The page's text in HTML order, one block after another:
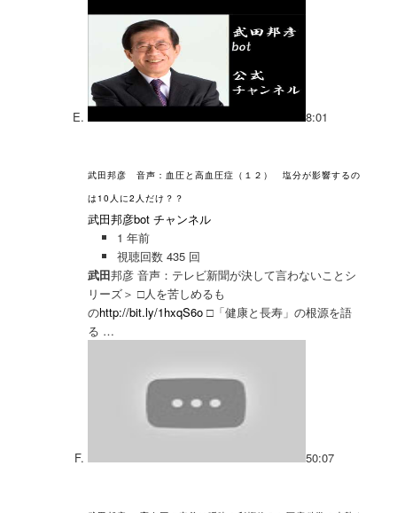
8:01
武田邦彦 音声：血圧と高血圧症（１２） 塩分が影響するの
は10人に2人だけ？？
武田邦彦bot チャンネル
1 年前
視聴回数 435 回
武田邦彦 音声：テレビ新聞が決して言わないことシ
リーズ＞ □人を苦しめるも
のhttp://bit.ly/1hxqS6o □「健康と長寿」の根源を語
る …
50:07